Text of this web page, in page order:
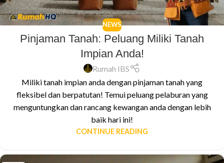
NEWS
Pinjaman Tanah: Peluang Miliki Tanah
Impian Anda!
Rumah IBS
Miliki tanah impian anda dengan pinjaman tanah yang
fleksibel dan berpatutan! Temui peluang pelaburan yang
menguntungkan dan rancang kewangan anda dengan lebih
baik hari ini!
CONTINUE READING